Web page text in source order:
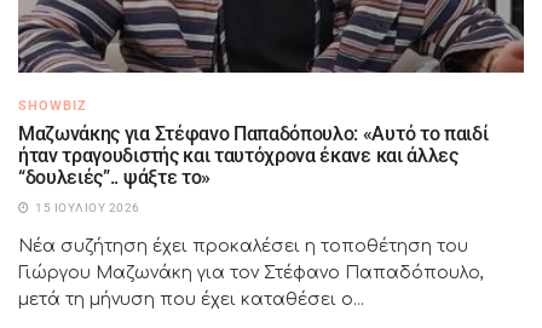
SHOWBIZ
Μαζωνάκης για Στέφανο Παπαδόπουλο: «Αυτό το παιδί
ήταν τραγουδιστής και ταυτόχρονα έκανε και άλλες
“δουλειές”.. ψάξτε το»
15 ΙΟΥΛΊΟΥ 2026
Νέα συζήτηση έχει προκαλέσει η τοποθέτηση του
Γιώργου Μαζωνάκη για τον Στέφανο Παπαδόπουλο,
μετά τη μήνυση που έχει καταθέσει ο...